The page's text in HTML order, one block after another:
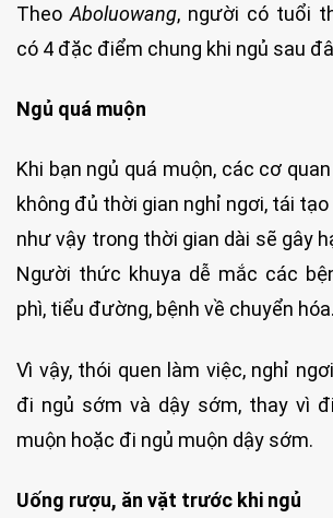
Theo Aboluowang, người có tuổi
có 4 đặc điểm chung khi ngủ sau
Ngủ quá muộn
Khi bạn ngủ quá muộn, các cơ
không đủ thời gian nghỉ ngơi, tái
như vậy trong thời gian dài sẽ gây
Người thức khuya dễ mắc các
phì, tiểu đường, bệnh về chuyển hóa.
Vì vậy, thói quen làm việc, nghỉ
đi ngủ sớm và dậy sớm, thay vì
muộn hoặc đi ngủ muộn dậy sớm.
Uống rượu, ăn vặt trước khi ngủ